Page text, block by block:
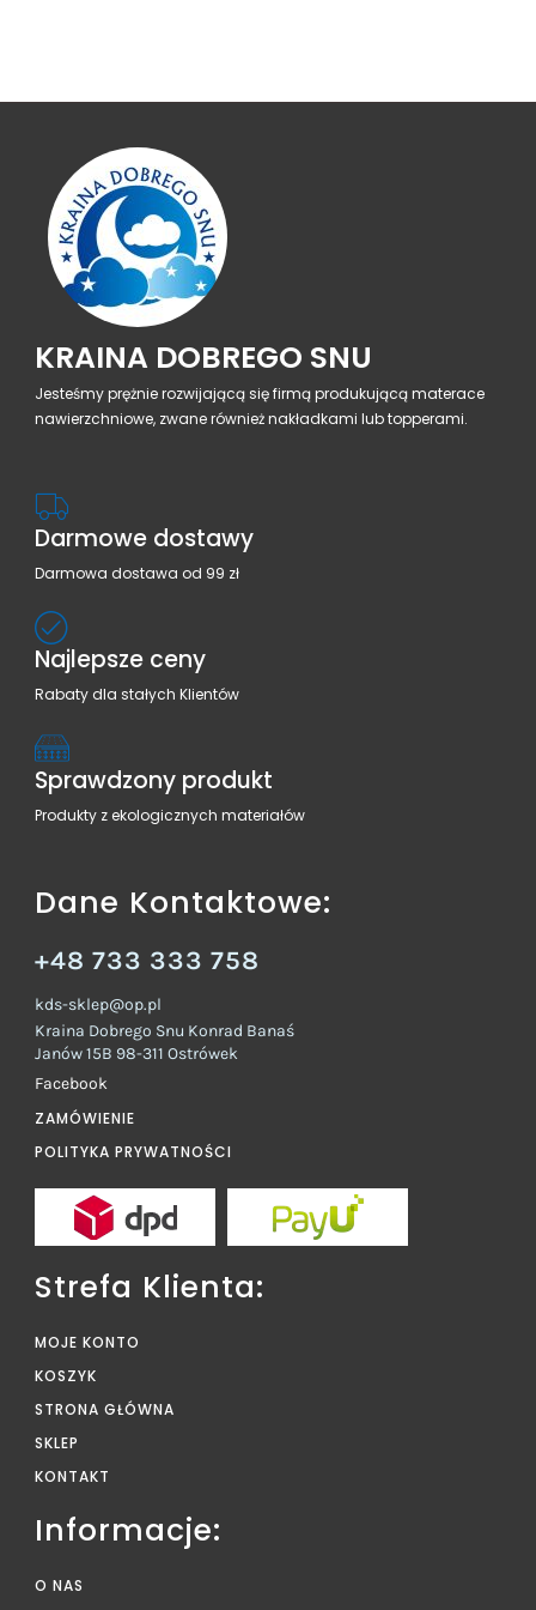
KRAINA DOBREGO SNU
Jesteśmy prężnie rozwijającą się firmą produkującą materace
nawierzchniowe, zwane również nakładkami lub topperami.
Darmowe dostawy
Darmowa dostawa od 99 zł
Najlepsze ceny
Rabaty dla stałych Klientów
Sprawdzony produkt
Produkty z ekologicznych materiałów
Dane Kontaktowe:
+48 733 333 758
kds-sklep@op.pl
Kraina Dobrego Snu Konrad Banaś
Janów 15B 98-311 Ostrówek
Facebook
ZAMÓWIENIE
POLITYKA PRYWATNOŚCI
Strefa Klienta:
MOJE KONTO
KOSZYK
STRONA GŁÓWNA
SKLEP
KONTAKT
Informacje:
O NAS